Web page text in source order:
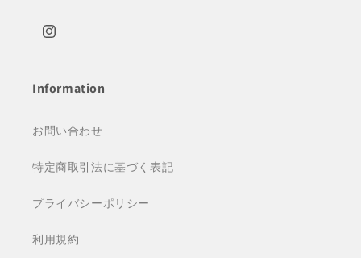
Instagram
Information
お問い合わせ
特定商取引法に基づく表記
プライバシーポリシー
利用規約